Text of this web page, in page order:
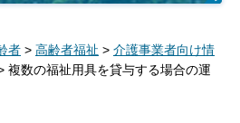
者 > 高齢者福祉 > 介護事業者向け情
複数の福祉用具を貸与する場合の運